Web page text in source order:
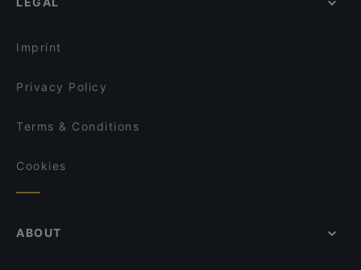
La pizza popolare
Restaurants With Wifi in Milan
Imprint
Privacy Policy
Terms & Conditions
Cookies
ABOUT